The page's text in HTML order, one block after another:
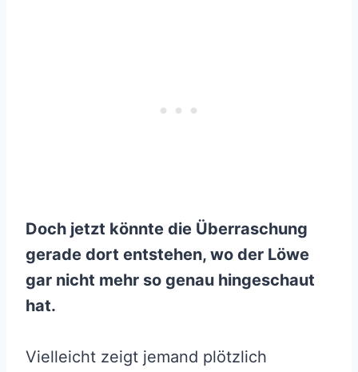
Doch jetzt könnte die Überraschung
gerade dort entstehen, wo der Löwe
gar nicht mehr so genau hingeschaut
hat.
Vielleicht zeigt jemand plötzlich